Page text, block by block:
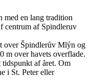
med en lang tradition
centrum af Spindleruv
over Špindlerův Mlýn og
m over havets overflade.
tidspunkt af året. Om
i St. Peter eller